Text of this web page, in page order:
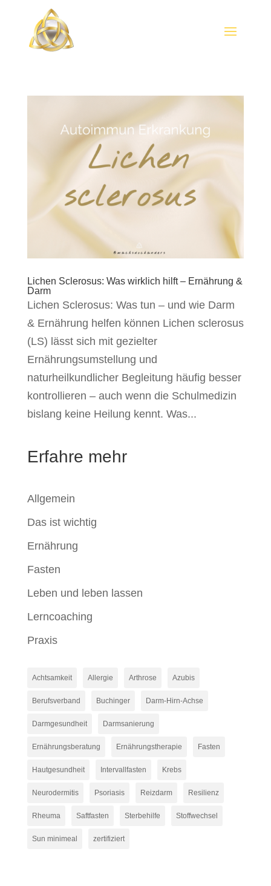
Lichen Sclerosus: Was wirklich hilft – Ernährung &
Darm
Lichen Sclerosus: Was tun – und wie Darm
& Ernährung helfen können Lichen sclerosus
(LS) lässt sich mit gezielter
Ernährungsumstellung und
naturheilkundlicher Begleitung häufig besser
kontrollieren – auch wenn die Schulmedizin
bislang keine Heilung kennt. Was...
Erfahre mehr
Allgemein
Das ist wichtig
Ernährung
Fasten
Leben und leben lassen
Lerncoaching
Praxis
Achtsamkeit Allergie Arthrose Azubis
Berufsverband Buchinger Darm-Hirn-Achse
Darmgesundheit Darmsanierung
Ernährungsberatung Ernährungstherapie Fasten
Hautgesundheit Intervallfasten Krebs
Neurodermitis Psoriasis Reizdarm Resilienz
Rheuma Saftfasten Sterbehilfe Stoffwechsel
Sun minimeal zertifiziert